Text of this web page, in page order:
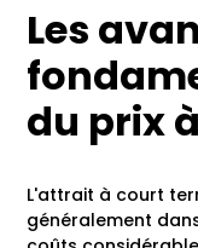
Les
du prix
L'attrait à court
généralement